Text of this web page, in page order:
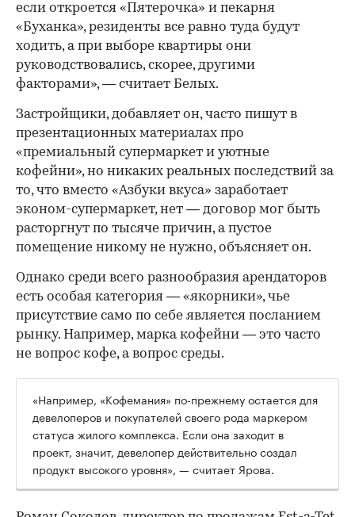
если откроется «Пятерочка» и пекарня
«Буханка», резиденты все равно туда будут
ходить, а при выборе квартиры они
руководствовались, скорее, другими
факторами», — считает Белых.
Застройщики, добавляет он, часто пишут в
презентационных материалах про
«премиальный супермаркет и уютные
кофейни», но никаких реальных последствий за
то, что вместо «Азбуки вкуса» заработает
эконом-супермаркет, нет — договор мог быть
расторгнут по тысяче причин, а пустое
помещение никому не нужно, объясняет он.
Однако среди всего разнообразия арендаторов
есть особая категория — «якорники», чье
присутствие само по себе является посланием
рынку. Например, марка кофейни — это часто
не вопрос кофе, а вопрос среды.
«Например, «Кофемания» по-прежнему остается для
девелоперов и покупателей своего рода маркером
статуса жилого комплекса. Если она заходит в
проект, значит, девелопер действительно создал
продукт высокого уровня», — считает Ярова.